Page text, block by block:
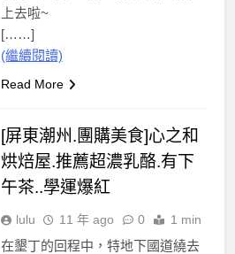
上去啦~
[……]
(繼續閱讀)
Read More
[屏東潮州.團購美食]心之和
烘焙屋.推薦超濃乳酪.有下
午茶..學運爆紅
lulu 11 年 ago 0 1 min
在墾丁的回程中，特地下國道繞去